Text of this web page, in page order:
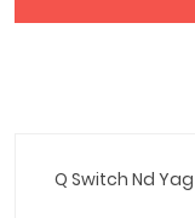
آلة إزالة الوشم بالليزر بيكو Q Switch Nd Yag